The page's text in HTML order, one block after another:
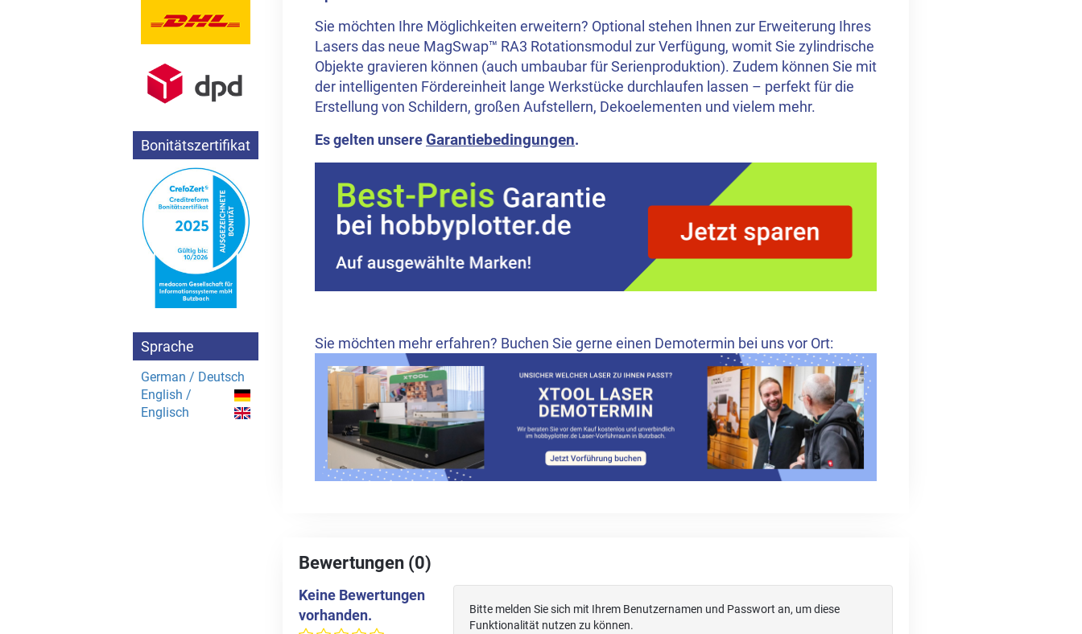
Sie möchten Ihre Möglichkeiten erweitern? Optional stehen Ihnen zur Erweiterung Ihres
Lasers das neue MagSwap™ RA3 Rotationsmodul zur Verfügung, womit Sie zylindrische
Objekte gravieren können (auch umbaubar für Serienproduktion). Zudem können Sie mit
der intelligenten Fördereinheit lange Werkstücke durchlaufen lassen – perfekt für die
Erstellung von Schildern, großen Aufstellern, Dekoelementen und vielem mehr.
Es gelten unsere Garantiebedingungen.
Sie möchten mehr erfahren? Buchen Sie gerne einen Demotermin bei uns vor Ort:
Bewertungen (0)
Keine Bewertungen
vorhanden.
Bitte melden Sie sich mit Ihrem Benutzernamen und Passwort an, um diese
Funktionalität nutzen zu können.
Bonitätszertifikat
Sprache
German / Deutsch
English /
Englisch